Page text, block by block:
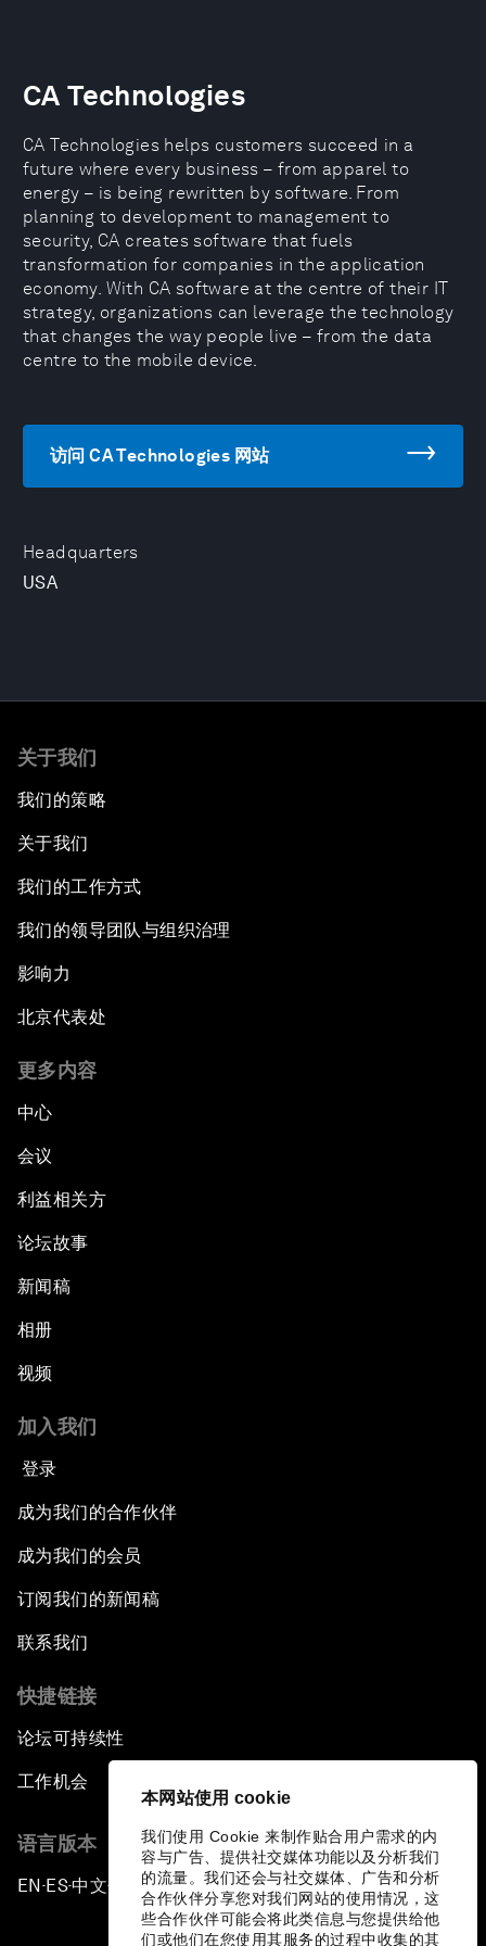
本网站使用 cookie
我们使用 Cookie 来制作贴合用户需求的内
容与广告、提供社交媒体功能以及分析我们
的流量。我们还会与社交媒体、广告和分析
合作伙伴分享您对我们网站的使用情况，这
些合作伙伴可能会将此类信息与您提供给他
们或他们在您使用其服务的过程中收集的其
Headquarters
USA
CA Technologies
CA Technologies helps customers succeed in a
future where every business – from apparel to
energy – is being rewritten by software. From
planning to development to management to
security, CA creates software that fuels
transformation for companies in the application
economy. With CA software at the centre of their IT
strategy, organizations can leverage the technology
that changes the way people live – from the data
centre to the mobile device.
访问 CA Technologies 网站
关于我们
我们的策略
关于我们
我们的工作方式
我们的领导团队与组织治理
影响力
北京代表处
更多内容
中心
会议
利益相关方
论坛故事
新闻稿
相册
视频
加入我们
登录
成为我们的合作伙伴
成为我们的会员
订阅我们的新闻稿
联系我们
快捷链接
论坛可持续性
工作机会
语言版本
EN ▪ES▪中文▪ 日本語